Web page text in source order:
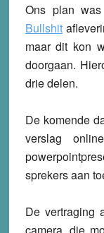
Ons plan
Bullshit
maar dit kon
doorgaan.
drie delen.
De komende
verslag
sprekers aan
De vertraging